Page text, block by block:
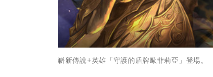
嶄新傳說+英雄「守護的盾牌歐菲莉亞」登場。